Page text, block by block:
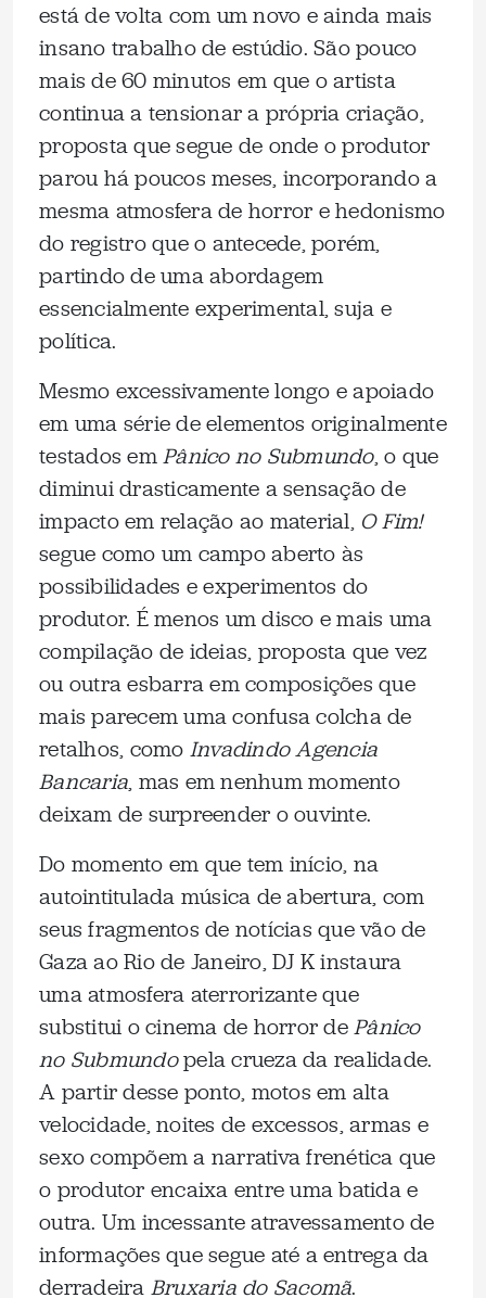
está de volta com um novo e ainda mais
insano trabalho de estúdio. São pouco
mais de 60 minutos em que o artista
continua a tensionar a própria criação,
proposta que segue de onde o produtor
parou há poucos meses, incorporando a
mesma atmosfera de horror e hedonismo
do registro que o antecede, porém,
partindo de uma abordagem
essencialmente experimental, suja e
política.
Mesmo excessivamente longo e apoiado
em uma série de elementos originalmente
testados emPânico no Submundo, o que
diminui drasticamente a sensação de
impacto em relação ao material, O Fim!
segue como um campo aberto às
possibilidades e experimentos do
produtor. É menos um disco e mais uma
compilação de ideias, proposta que vez
ou outra esbarra em composições que
mais parecem uma confusa colcha de
retalhos, como Invadindo Agencia
Bancaria, mas em nenhum momento
deixam de surpreender o ouvinte.
Do momento em que tem início, na
autointitulada música de abertura, com
seus fragmentos de notícias que vão de
Gaza ao Rio de Janeiro, DJ K instaura
uma atmosfera aterrorizante que
substitui o cinema de horror dePânico
no Submundopela crueza da realidade.
A partir desse ponto, motos em alta
velocidade, noites de excessos, armas e
sexo compõem a narrativa frenética que
o produtor encaixa entre uma batida e
outra. Um incessante atravessamento de
informações que segue até a entrega da
derradeira Bruxaria do Sacomã.